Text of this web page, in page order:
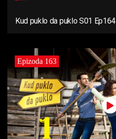
Kud puklo da puklo S01 Ep164
Epizoda 163